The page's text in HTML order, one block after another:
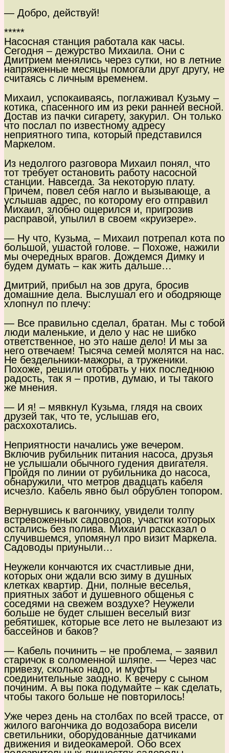
— Добро, действуй!
*****
Насосная станция работала как часы.
Сегодня – дежурство Михаила. Они с
Дмитрием менялись через сутки, но в летние
напряженные месяцы помогали друг другу, не
считаясь с личным временем.
Михаил, успокаиваясь, поглаживал Кузьму –
котика, спасенного им из реки ранней весной.
Достав из пачки сигарету, закурил. Он только
что послал по известному адресу
неприятного типа, который представился
Маркелом.
Из недолгого разговора Михаил понял, что
тот требует остановить работу насосной
станции. Навсегда. За некоторую плату.
Причем, повел себя нагло и вызывающе, а
услышав адрес, по которому его отправил
Михаил, злобно ощерился и, пригрозив
расправой, упылил в своем «круизере».
— Ну что, Кузьма, – Михаил потрепал кота по
большой, ушастой голове. – Похоже, нажили
мы очередных врагов. Дождемся Димку и
будем думать – как жить дальше…
Дмитрий, прибыл на зов друга, бросив
домашние дела. Выслушал его и ободряюще
хлопнул по плечу:
— Все правильно сделал, братан. Мы с тобой
люди маленькие, и дело у нас не шибко
ответственное, но это наше дело! И мы за
него отвечаем! Тысяча семей молятся на нас.
Не бездельники-мажоры, а труженики.
Похоже, решили отобрать у них последнюю
радость, так я – против, думаю, и ты такого
же мнения.
— И я! – мявкнул Кузьма, глядя на своих
друзей так, что те, услышав его,
расхохотались.
Неприятности начались уже вечером.
Включив рубильник питания насоса, друзья
не услышали обычного гудения двигателя.
Пройдя по линии от рубильника до насоса,
обнаружили, что метров двадцать кабеля
исчезло. Кабель явно был обрублен топором.
Вернувшись к вагончику, увидели толпу
встревоженных садоводов, участки которых
остались без полива. Михаил рассказал о
случившемся, упомянул про визит Маркела.
Садоводы приуныли…
Неужели кончаются их счастливые дни,
которых они ждали всю зиму в душных
клетках квартир. Дни, полные веселья,
приятных забот и душевного общенья с
соседями на свежем воздухе? Неужели
больше не будет слышен веселый визг
ребятишек, которые все лето не вылезают из
бассейнов и баков?
— Кабель починить – не проблема, – заявил
старичок в соломенной шляпе. — Через час
привезу, сколько надо, и муфты
соединительные заодно. К вечеру с сыном
починим. А вы пока подумайте – как сделать,
чтобы такого больше не повторилось!
Уже через день на столбах по всей трассе, от
жилого вагончика до водозабора висели
светильники, оборудованные датчиками
движения и видеокамерой. Обо всех